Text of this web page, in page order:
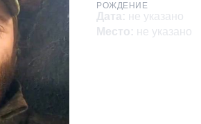
РОЖДЕНИЕ
Дата: не указано
Место: не указано